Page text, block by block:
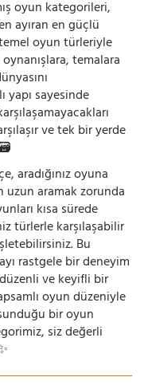
oyun kategorileri,
ayıran en güçlü
oyun türleriyle
temalara
yapı sayesinde
ve tek bir yerde
aradığınız oyuna
aramak zorunda
kısa sürede
türlerle karşılaşabilir
Bu
rastgele bir deneyim
ve keyifli bir
oyun düzeniyle
bir oyun
siz değerli